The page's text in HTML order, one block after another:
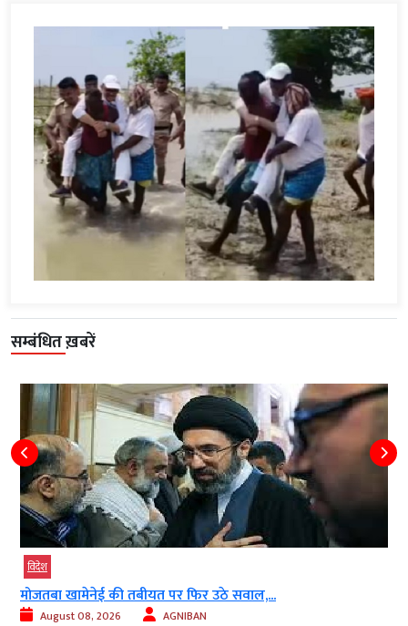
सम्बंधित ख़बरें
विदेश
मोजतबा खामेनेई की तबीयत पर फिर उठे सवाल,...
August 08, 2026 AGNIBAN